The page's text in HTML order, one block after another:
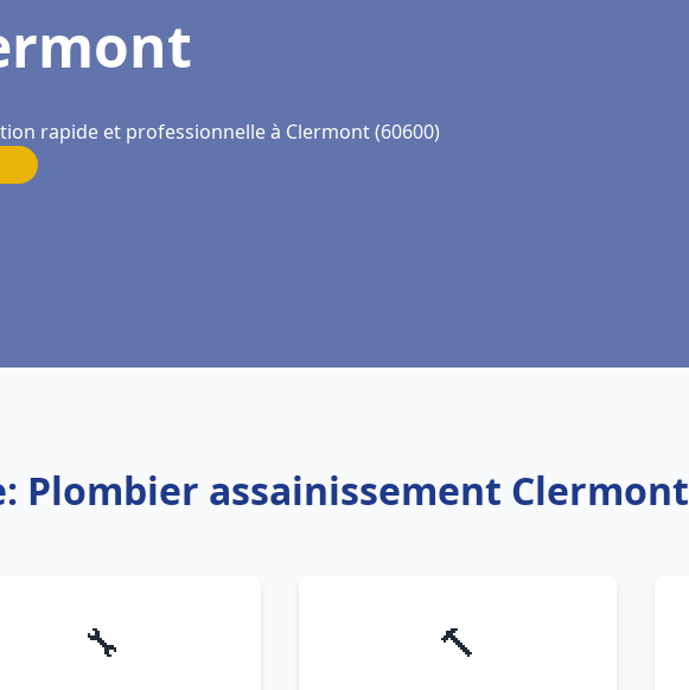
rapide et professionnelle à Clermont (60600)
Plombier assainissement Clermont
🔧 🔨